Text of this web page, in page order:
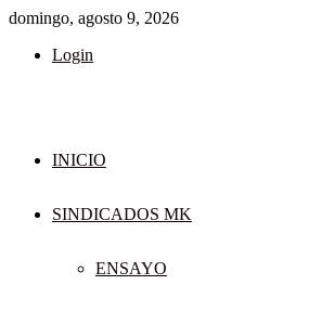
domingo, agosto 9, 2026
Login
INICIO
SINDICADOS MK
ENSAYO